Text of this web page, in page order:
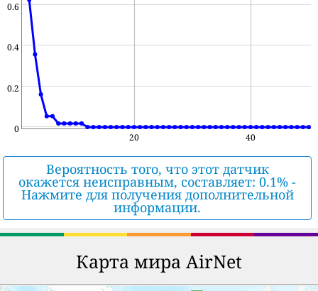
0
0.2
0.4
0.6
20 40
Вероятность того, что этот датчик
окажется неисправным, составляет: 0.1% -
Нажмите для получения дополнительной
информации.
Карта мира AirNet